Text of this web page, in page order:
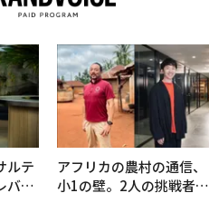
ルテ
バレ
アフリカの農村の通信、
小1の壁。2人の挑戦者が